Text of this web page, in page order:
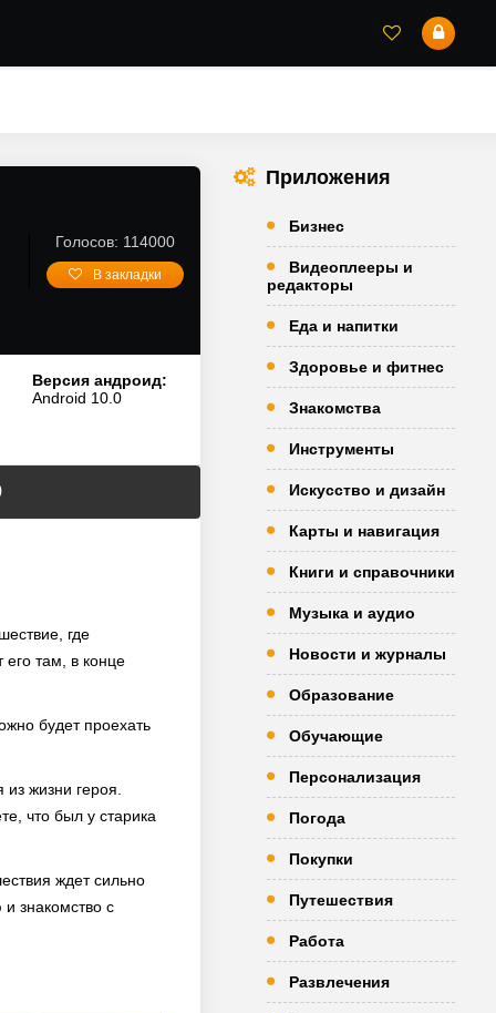
Голосов: 114000
В закладки
Версия андроид:
Android 10.0
где
его там, в конце
будет проехать
жизни героя.
что был у старика
ждет сильно
знакомство с
Приложения
Бизнес
Видеоплееры и
редакторы
Еда и напитки
Здоровье и фитнес
Знакомства
Инструменты
Искусство и дизайн
Карты и навигация
Книги и справочники
Музыка и аудио
Новости и журналы
Образование
Обучающие
Персонализация
Погода
Покупки
Путешествия
Работа
Развлечения